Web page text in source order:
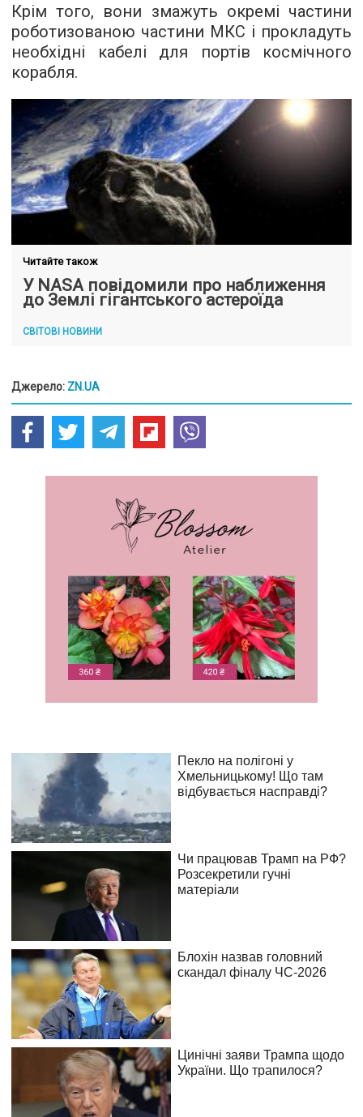
Крім того, вони змажуть окремі частини
роботизованою частини МКС і прокладуть
необхідні кабелі для портів космічного
корабля.
Читайте також
У NASA повідомили про наближення
до Землі гігантського астероїда
СВІТОВІ НОВИНИ
Джерело: ZN.UA